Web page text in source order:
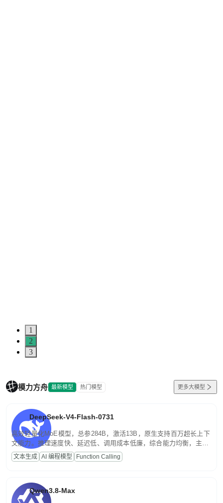
1
2
3
模力方舟 最新模型 热门模型 更多大模型
DeepSeek-V4-Flash-0731
高效轻量化MoE模型，总参284B，激活13B，原生支持百万超长上下
文能力。推理速度快、延迟低、调用成本低廉，综合能力均衡，主打
高并发、轻量化任务，适合日常对话、内容创作、基础 RAG、批量
文案处理等普惠刚需场景。
文本生成 AI 编程模型 Function Calling
Qwen3.8-Max